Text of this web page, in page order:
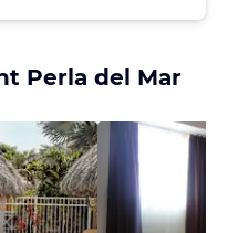
Perla del Mar